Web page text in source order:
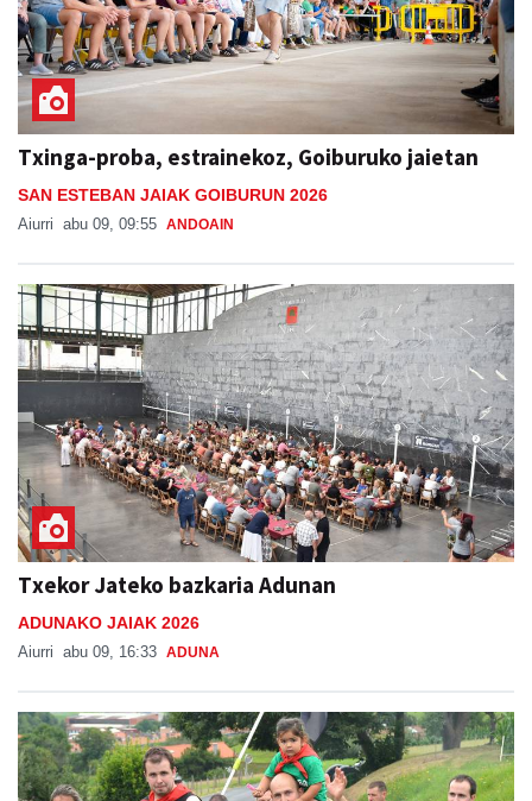
Txinga-proba, estrainekoz, Goiburuko jaietan
SAN ESTEBAN JAIAK GOIBURUN 2026
Aiurri abu 09, 09:55 ANDOAIN
Txekor Jateko bazkaria Adunan
ADUNAKO JAIAK 2026
Aiurri abu 09, 16:33 ADUNA